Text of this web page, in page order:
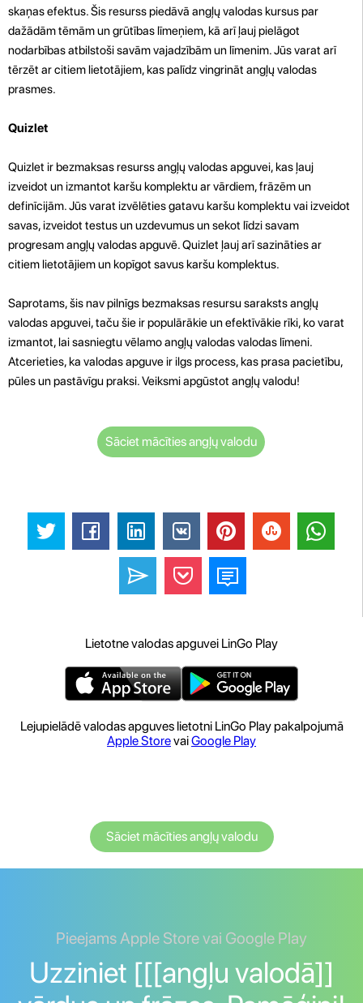
skaņas efektus. Šis resurss piedāvā angļų valodas kursus par
dažādām tēmām un grūtības līmeņiem, kā arī ļauj pielāgot
nodarbības atbilstoši savām vajadzībām un līmenim. Jūs varat arī
tērzēt ar citiem lietotājiem, kas palīdz vingrināt angļų valodas
prasmes.
Quizlet
Quizlet ir bezmaksas resurss angļų valodas apguvei, kas ļauj
izveidot un izmantot karšu komplektu ar vārdiem, frāzēm un
definīcijām. Jūs varat izvēlēties gatavu karšu komplektu vai izveidot
savas, izveidot testus un uzdevumus un sekot līdzi savam
progresam angļų valodas apguvē. Quizlet ļauj arī sazināties ar
citiem lietotājiem un kopīgot savus karšu komplektus.
Saprotams, šis nav pilnīgs bezmaksas resursu saraksts angļų
valodas apguvei, taču šie ir populārākie un efektīvākie rīki, ko varat
izmantot, lai sasniegtu vēlamo angļų valodas valodas līmeni.
Atcerieties, ka valodas apguve ir ilgs process, kas prasa pacietību,
pūles un pastāvīgu praksi. Veiksmi apgūstot angļų valodu!
Sāciet mācīties angļų valodu
Lietotne valodas apguvei LinGo Play
Lejupielādē valodas apguves lietotni LinGo Play pakalpojumā
Apple StorevaiGoogle Play
Sāciet mācīties angļų valodu
Pieejams Apple Store vai Google Play
Uzziniet [[[angļu valodā]]